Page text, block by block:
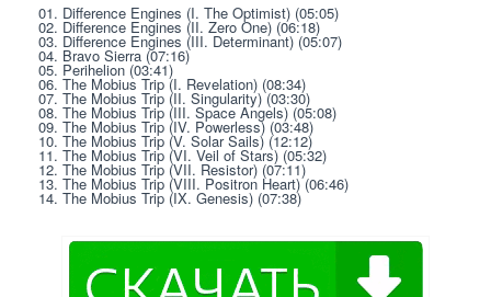
01. Difference Engines (I. The Optimist) (05:05)
02. Difference Engines (II. Zero One) (06:18)
03. Difference Engines (III. Determinant) (05:07)
04. Bravo Sierra (07:16)
05. Perihelion (03:41)
06. The Mobius Trip (I. Revelation) (08:34)
07. The Mobius Trip (II. Singularity) (03:30)
08. The Mobius Trip (III. Space Angels) (05:08)
09. The Mobius Trip (IV. Powerless) (03:48)
10. The Mobius Trip (V. Solar Sails) (12:12)
11. The Mobius Trip (VI. Veil of Stars) (05:32)
12. The Mobius Trip (VII. Resistor) (07:11)
13. The Mobius Trip (VIII. Positron Heart) (06:46)
14. The Mobius Trip (IX. Genesis) (07:38)